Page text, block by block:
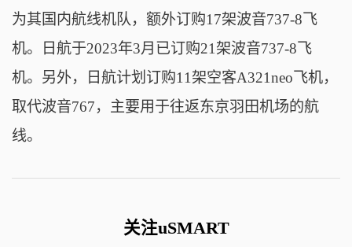
为其国内航线机队，额外订购17架波音737-8飞
机。日航于2023年3月已订购21架波音737-8飞
机。另外，日航计划订购11架空客A321neo飞机，
取代波音767，主要用于往返东京羽田机场的航
线。
关注uSMART